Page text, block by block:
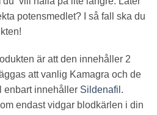
potensmedlet? I så fall ska du
är att den innehåller 2
att vanlig Kamagra och de
enbart innehåller Sildenafil.
endast vidgar blodkärlen i din